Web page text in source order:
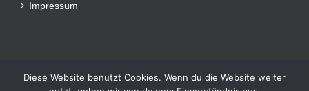
Impressum
Diese Website benutzt Cookies. Wenn du die Website weiter